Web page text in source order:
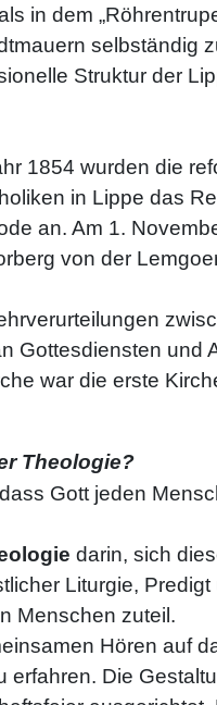
in dem
selbständig
Struktur der
1854 wurden die
in Lippe das
an. Am 1.
von der
Gottesdiensten und
war die erste
Theologie?
Gott jeden
darin, sich
Liturgie, Predigt
Menschen zuteil.
Hören auf
Die